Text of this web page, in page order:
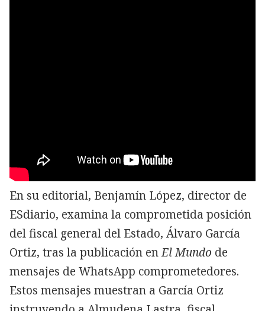
En su editorial, Benjamín López, director de
ESdiario, examina la comprometida posición
del fiscal general del Estado, Álvaro García
Ortiz, tras la publicación enEl Mundo de
mensajes de WhatsApp comprometedores.
Estos mensajes muestran a García Ortiz